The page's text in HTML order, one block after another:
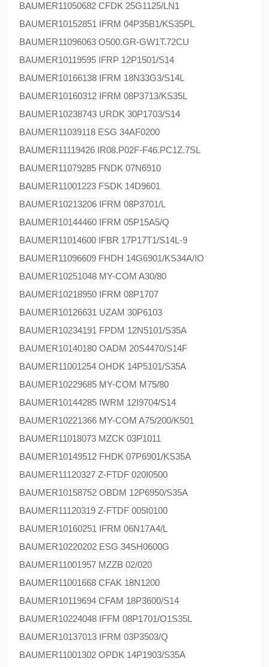
BAUMER11050682 CFDK 25G1125/LN1
BAUMER10152851 IFRM 04P35B1/KS35PL
BAUMER11096063 O500.GR-GW1T.72CU
BAUMER10119595 IFRP 12P1501/S14
BAUMER10166138 IFRM 18N33G3/S14L
BAUMER10160312 IFRM 08P3713/KS35L
BAUMER10238743 URDK 30P1703/S14
BAUMER11039118 ESG 34AF0200
BAUMER11119426 IR08.P02F-F46.PC1Z.7SL
BAUMER11079285 FNDK 07N6910
BAUMER11001223 FSDK 14D9601
BAUMER10213206 IFRM 08P3701/L
BAUMER10144460 IFRM 05P15A5/Q
BAUMER11014600 IFBR 17P17T1/S14L-9
BAUMER11096609 FHDH 14G6901/KS34A/IO
BAUMER10251048 MY-COM A30/80
BAUMER10218950 IFRM 08P1707
BAUMER10126631 UZAM 30P6103
BAUMER10234191 FPDM 12N5101/S35A
BAUMER10140180 OADM 20S4470/S14F
BAUMER11001254 OHDK 14P5101/S35A
BAUMER10229685 MY-COM M75/80
BAUMER10144285 IWRM 12I9704/S14
BAUMER10221366 MY-COM A75/200/K501
BAUMER11018073 MZCK 03P1011
BAUMER10149512 FHDK 07P6901/KS35A
BAUMER11120327 Z-FTDF 020I0500
BAUMER10158752 OBDM 12P6950/S35A
BAUMER11120319 Z-FTDF 005I0100
BAUMER10160251 IFRM 06N17A4/L
BAUMER10220202 ESG 34SH0600G
BAUMER11001957 MZZB 02/020
BAUMER11001668 CFAK 18N1200
BAUMER10119694 CFAM 18P3600/S14
BAUMER10224048 IFFM 08P1701/O1S35L
BAUMER10137013 IFRM 03P3503/Q
BAUMER11001302 OPDK 14P1903/S35A